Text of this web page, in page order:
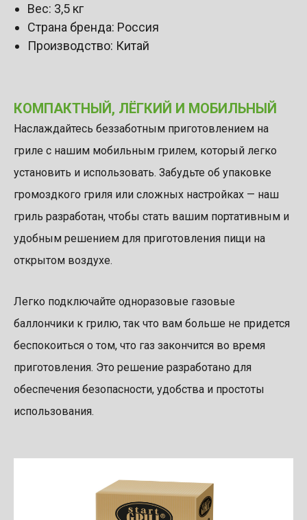
Вес: 3,5 кг
Страна бренда: Россия
Производство: Китай
КОМПАКТНЫЙ, ЛЁГКИЙ И МОБИЛЬНЫЙ
Наслаждайтесь беззаботным приготовлением на
гриле с нашим мобильным грилем, который легко
установить и использовать. Забудьте об упаковке
громоздкого гриля или сложных настройках — наш
гриль разработан, чтобы стать вашим портативным и
удобным решением для приготовления пищи на
открытом воздухе.
Легко подключайте одноразовые газовые
баллончики к грилю, так что вам больше не придется
беспокоиться о том, что газ закончится во время
приготовления. Это решение разработано для
обеспечения безопасности, удобства и простоты
использования.